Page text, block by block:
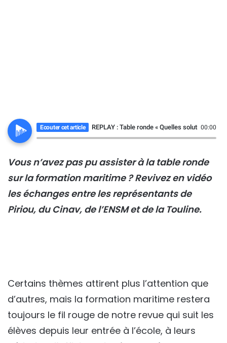
Ecouter cet article REPLAY : Table ronde « Quelles solutions
00:00
Vous n’avez pas pu assister à la table ronde
sur la formation maritime ? Revivez en vidéo
les échanges entre les représentants de
Piriou, du Cinav, de l’ENSM et de la Touline.
Certains thèmes attirent plus l’attention que
d’autres, mais la formation maritime restera
toujours le fil rouge de notre revue qui suit les
élèves depuis leur entrée à l’école, à leurs